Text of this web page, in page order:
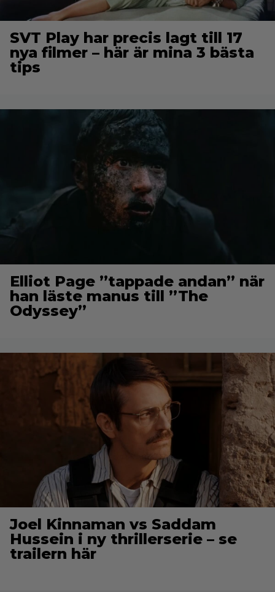
SVT Play har precis lagt till 17
nya filmer – här är mina 3 bästa
tips
Elliot Page ”tappade andan” när
han läste manus till ”The
Odyssey”
Joel Kinnaman vs Saddam
Hussein i ny thrillerserie – se
trailern här